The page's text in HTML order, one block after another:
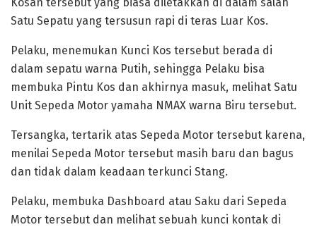
Satu Sepatu yang tersusun rapi di teras Luar Kos.
Pelaku, menemukan Kunci Kos tersebut berada di
dalam sepatu warna Putih, sehingga Pelaku bisa
membuka Pintu Kos dan akhirnya masuk, melihat Satu
Unit Sepeda Motor yamaha NMAX warna Biru tersebut.
Tersangka, tertarik atas Sepeda Motor tersebut karena,
menilai Sepeda Motor tersebut masih baru dan bagus
dan tidak dalam keadaan terkunci Stang.
Pelaku, membuka Dashboard atau Saku dari Sepeda
Motor tersebut dan melihat sebuah kunci kontak di